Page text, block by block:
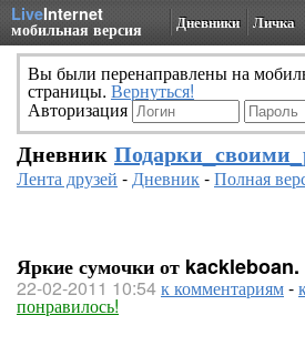
LiveInternet
мобильная версия Дневники Личка
Вы были перенаправлены на
страницы. Вернуться!
Авторизация
Дневник
Лента друзей -Дневник-Полная
Яркие сумочки от kackleboan.
22-02-2011 10:54к комментариям-
понравилось!